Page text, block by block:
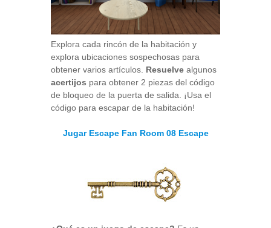
Explora cada rincón de la habitación y
explora ubicaciones sospechosas para
obtener varios artículos. Resuelve algunos
acertijos para obtener 2 piezas del código
de bloqueo de la puerta de salida. ¡Usa el
código para escapar de la habitación!
Jugar Escape Fan Room 08 Escape